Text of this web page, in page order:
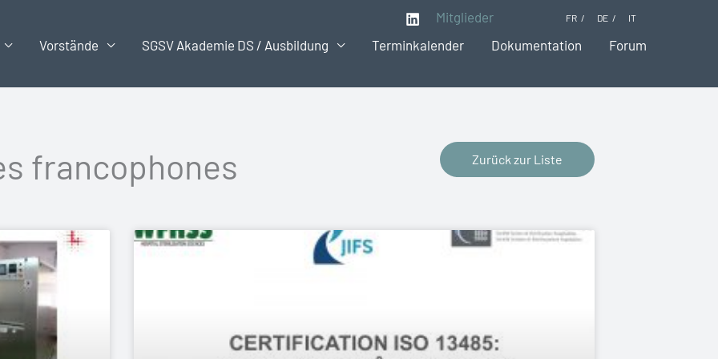
Mitglieder FR DE IT
Vorstände SGSV Akademie DS / Ausbildung Terminkalender Dokumentation Forum
francophones Zurück zur Liste
Seite SeiteSeiteSeite